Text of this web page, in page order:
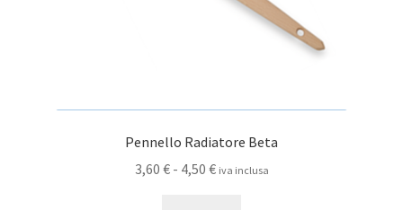
Pennello Radiatore Beta
3,60 € - 4,50 €Fascia
iva inclusa